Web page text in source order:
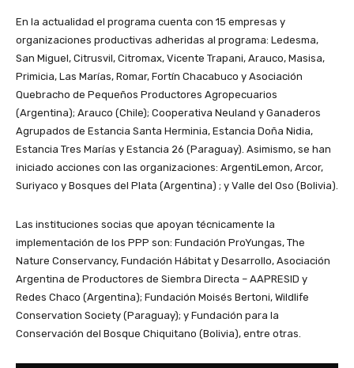
En la actualidad el programa cuenta con 15 empresas y
organizaciones productivas adheridas al programa: Ledesma,
San Miguel, Citrusvil, Citromax, Vicente Trapani, Arauco, Masisa,
Primicia, Las Marías, Romar, Fortín Chacabuco y Asociación
Quebracho de Pequeños Productores Agropecuarios
(Argentina); Arauco (Chile); Cooperativa Neuland y Ganaderos
Agrupados de Estancia Santa Herminia, Estancia Doña Nidia,
Estancia Tres Marías y Estancia 26 (Paraguay). Asimismo, se han
iniciado acciones con las organizaciones: ArgentiLemon, Arcor,
Suriyaco y Bosques del Plata (Argentina) ; y Valle del Oso (Bolivia).
Las instituciones socias que apoyan técnicamente la
implementación de los PPP son: Fundación ProYungas, The
Nature Conservancy, Fundación Hábitat y Desarrollo, Asociación
Argentina de Productores de Siembra Directa – AAPRESID y
Redes Chaco (Argentina); Fundación Moisés Bertoni, Wildlife
Conservation Society (Paraguay); y Fundación para la
Conservación del Bosque Chiquitano (Bolivia), entre otras.